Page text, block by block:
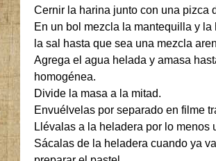
Cernir la harina junto con una pizca
En un bol mezcla la mantequilla y la
la sal hasta que sea una mezcla
Agrega el agua helada y amasa
homogénea.
Divide la masa a la mitad.
Envuélvelas por separado en filme
Llévalas a la heladera por lo menos
Sácalas de la heladera cuando ya